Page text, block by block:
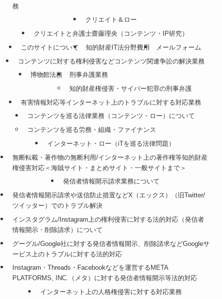
務
クリエイト＆ロー
クリエイトと弁護士齋藤理央（コンテンツ・IP研究）
このサイトについて
知的財産IT法分野費用
メールフォーム
コンテンツに対する権利侵害などコンテンツ関連争訟の解決業務
博物館法務
刑事弁護業務
知的財産権侵害・サイバー犯罪の刑事弁護
有害情報対応等インターネット上のトラブルに対する対応業務
コンテンツを巡る法律業務（コンテンツ・ロー）について
コンテンツを巡る労務・組織・ファイナンス
インターネット・ロー（iTを巡る法律問題）
無断転載・著作物の無断利用/インターネット上の著作権等知的財産
権侵害対応＜海賊サイト・まとめサイト・一般サイトまで＞
発信者情報開示請求業務について
発信者情報開示請求や送信防止措置などX（エックス）（旧Twitter/
ツイッター）でのトラブル解決
インスタグラム/Instagram上の権利侵害に対する法的対応（発信者
情報開示・削除請求）について
グーグル/Google社に対する発信者情報開示、削除請求などGoogleサ
ービス上のトラブルに対する法的対応
Instagram・Threads・Facebookなどを運営するMETA
PLATFORMS, INC.（メタ）に対する発信者情報開示等法的対応
インターネット上の人格権侵害に対する対応業務